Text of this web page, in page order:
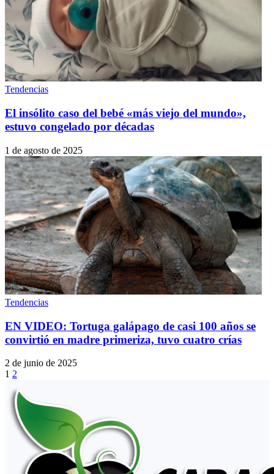
Tendencias
El insólito caso del bebé «más viejo del mundo»,
estuvo congelado por décadas
1 de agosto de 2025
Tendencias
EN VIDEO: Tortuga galápago de casi 100 años se
convirtió en madre primeriza, tuvo cuatro crías
2 de junio de 2025
1 2